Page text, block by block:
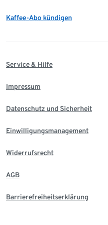
Kaffee-Abo kündigen
Service & Hilfe
Impressum
Datenschutz und Sicherheit
Einwilligungsmanagement
Widerrufsrecht
AGB
Barrierefreiheitserklärung